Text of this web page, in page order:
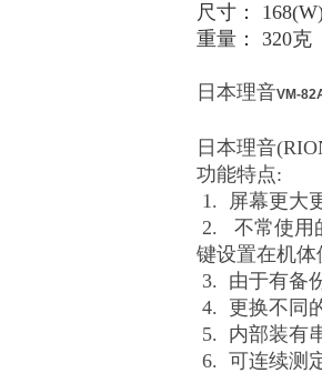
尺寸：
重量： 320克
日本理音VM-
日本理音
功能特点:
1. 屏幕更大
2. 不常使用
键设置在机体
3. 由于有备
4. 更换不同
5. 内部装有
6. 可连续测